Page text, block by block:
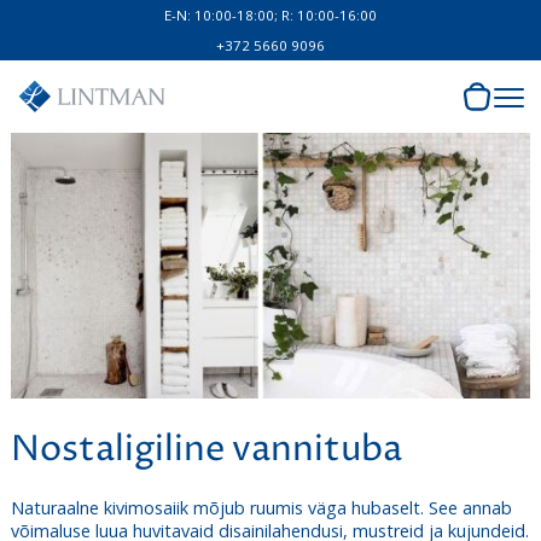
E-N: 10:00-18:00; R: 10:00-16:00
+372 5660 9096
Nostaligiline vannituba
Naturaalne kivimosaiik mõjub ruumis väga hubaselt. See annab
võimaluse luua huvitavaid disainilahendusi, mustreid ja kujundeid.